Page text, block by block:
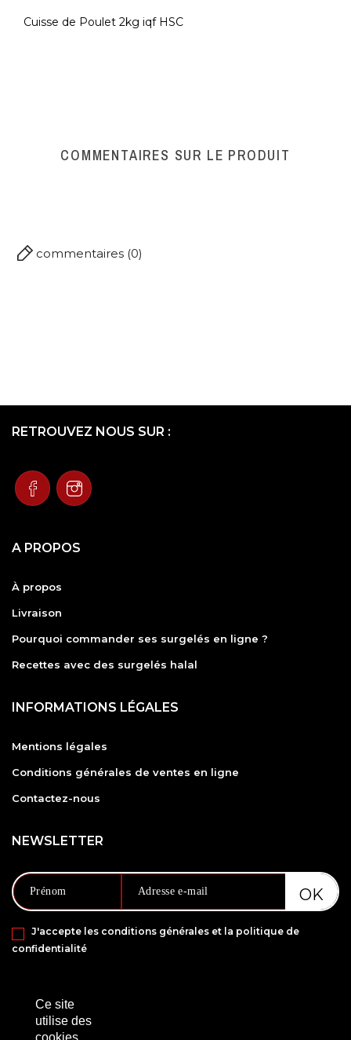
Cuisse de Poulet 2kg iqf HSC
COMMENTAIRES SUR LE PRODUIT
commentaires (0)
RETROUVEZ NOUS SUR :
A PROPOS
À propos
Livraison
Pourquoi commander ses surgelés en ligne ?
Recettes avec des surgelés halal
INFORMATIONS LÉGALES
Mentions légales
Conditions générales de ventes en ligne
Contactez-nous
NEWSLETTER
J'accepte les conditions générales et la politique de
confidentialité
PAIEMENT SÉCURISÉ VIA
Ce site
utilise des
cookies